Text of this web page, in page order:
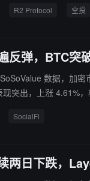
R2 Protocol 空投
反弹，BTC
数据，加
，Stacks（STX）盘
SocialFi
两日下跌，